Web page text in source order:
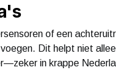
of een
Dit helpt niet
in krappe